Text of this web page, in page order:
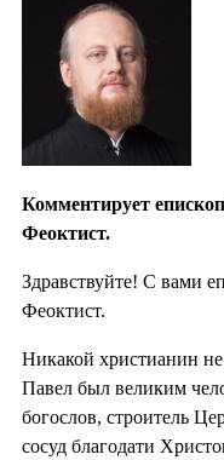
Комментирует
Феоктист.
Здравствуйте! С вами
Феоктист.
Никакой христианин не
Павел был великим
богослов, строитель
сосуд благодати